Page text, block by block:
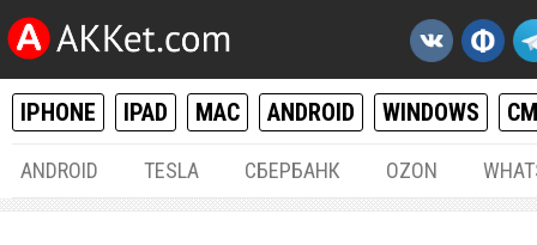
IPHONE IPAD MAC ANDROID WINDOWS
ANDROID TESLA СБЕРБАНК OZON